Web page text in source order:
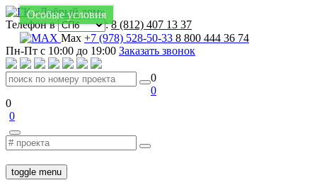
Телефон в :8 (812) 407 13 37
Max +7 (978) 528-50-33 8 800 444 36 74
Пн-Пт с 10:00 до 19:00 Заказать звонок
0
0
0
0
toggle menu
Особые условия